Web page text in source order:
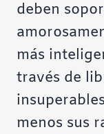
deben
más
través de
menos sus